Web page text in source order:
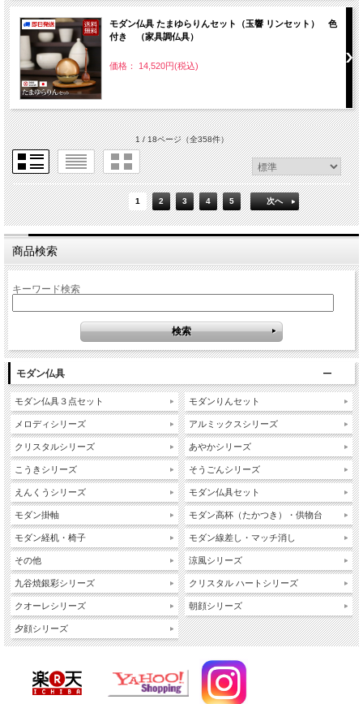
モダン仏具 たまゆらりんセット（玉響 リンセット） 色
付き （家具調仏具）
価格： 14,520円(税込)
1 / 18ページ（全358件）
1 2 3 4 5 次へ
商品検索
キーワード検索
モダン仏具
モダン仏具３点セット
メロディシリーズ
クリスタルシリーズ
こうきシリーズ
えんくうシリーズ
モダン掛軸
モダン経机・椅子
その他
九谷焼銀彩シリーズ
クオーレシリーズ
夕顔シリーズ
モダンりんセット
アルミックスシリーズ
あやかシリーズ
そうごんシリーズ
モダン仏具セット
モダン高杯（たかつき）・供物台
モダン線差し・マッチ消し
涼風シリーズ
クリスタル ハートシリーズ
朝顔シリーズ